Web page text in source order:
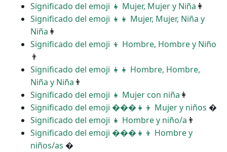
Significado del emoji ‍‍👧 Mujer, Mujer y Niña 👩
Significado del emoji ‍‍👧‍👧 Mujer, Mujer, Niña y
Niña 👩
Significado del emoji ‍‍👦 Hombre, Hombre y Niño
👨
Significado del emoji ‍‍👧‍👧 Hombre, Hombre,
Niña y Niña 👨
Significado del emoji ‍👧 Mujer con niña 👩
Significado del emoji ���‍👧‍👦 Mujer y niños �
Significado del emoji ‍👧 Hombre y niño/a 👨
Significado del emoji ���‍👧‍👦 Hombre y
niños/as �